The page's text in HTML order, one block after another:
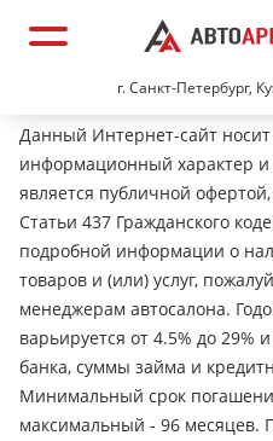
г. Санкт-Петербург,
Данный Интернет-сайт
информационный характер и
является публичной
Статьи 437 Гражданского
подробной информации о
товаров и (или) услуг,
менеджерам автосалона.
варьируется от 4.5% до 29%
банка, суммы займа и
Минимальный срок
максимальный - 96 месяцев.